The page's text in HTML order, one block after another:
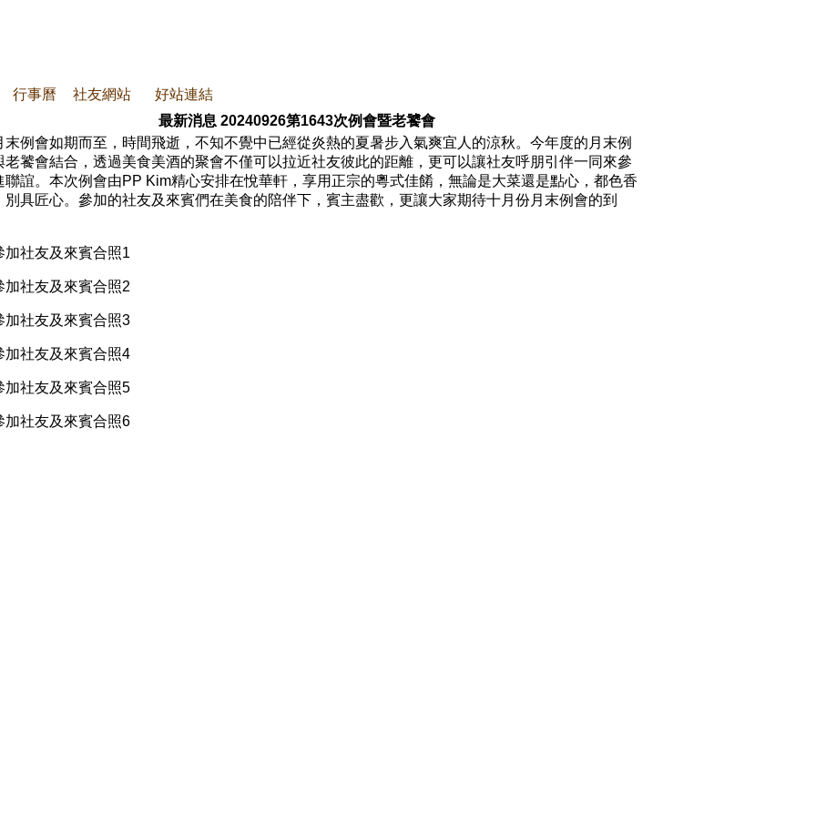
行事曆 社友網站
好站連結
最新消息 20240926第1643次例會暨老饕會
末例會如期而至，時間飛逝，不知不覺中已經從炎熱的夏暑步入氣爽宜人的涼秋。今年度的月末例
老饕會結合，透過美食美酒的聚會不僅可以拉近社友彼此的距離，更可以讓社友呼朋引伴一同來參
聯誼。本次例會由PP Kim精心安排在悅華軒，享用正宗的粵式佳餚，無論是大菜還是點心，都色香
別具匠心。參加的社友及來賓們在美食的陪伴下，賓主盡歡，更讓大家期待十月份月末例會的到
加社友及來賓合照1
加社友及來賓合照2
加社友及來賓合照3
加社友及來賓合照4
加社友及來賓合照5
加社友及來賓合照6